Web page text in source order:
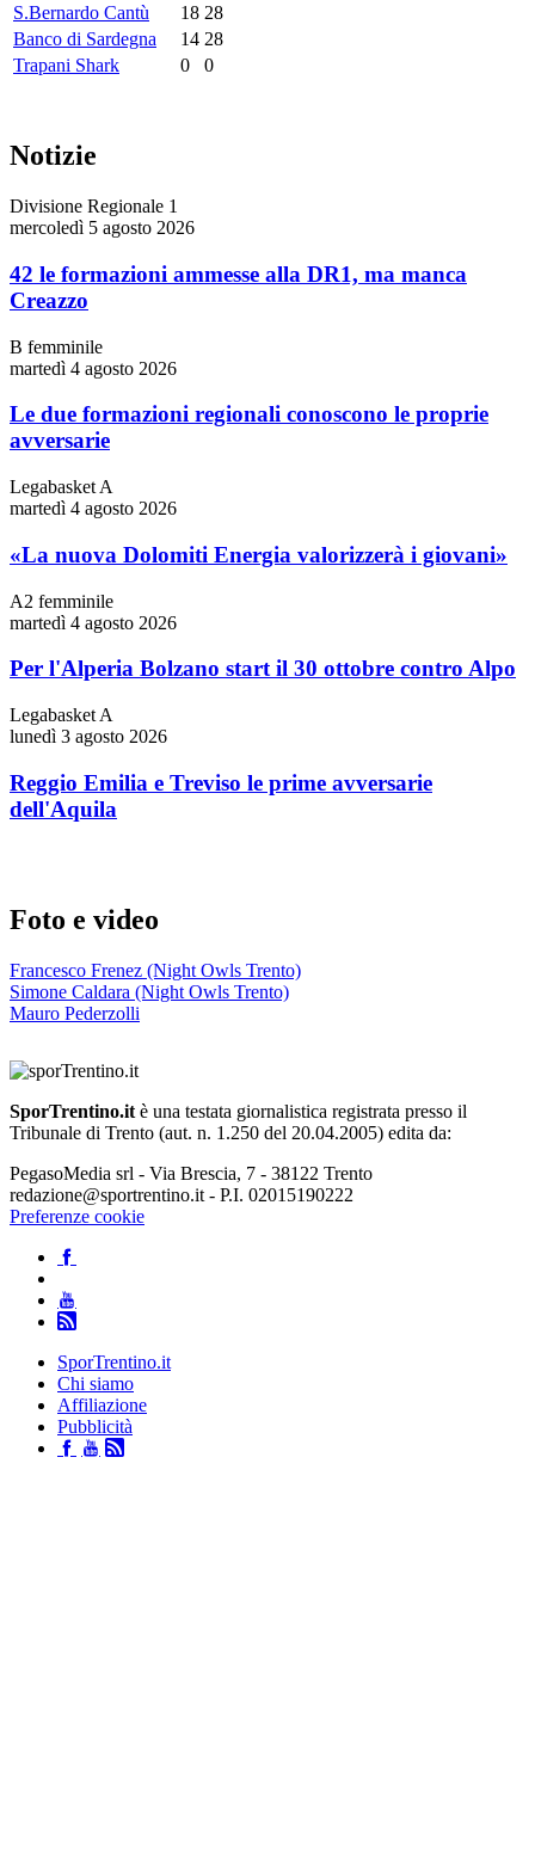
S.Bernardo Cantù 18 28
Banco di Sardegna
14 28
Trapani Shark
0 0
Notizie
Divisione Regionale 1
mercoledì 5 agosto 2026
42 le formazioni ammesse alla DR1, ma manca
Creazzo
B femminile
martedì 4 agosto 2026
Le due formazioni regionali conoscono le proprie
avversarie
Legabasket A
martedì 4 agosto 2026
«La nuova Dolomiti Energia valorizzerà i giovani»
A2 femminile
martedì 4 agosto 2026
Per l'Alperia Bolzano start il 30 ottobre contro Alpo
Legabasket A
lunedì 3 agosto 2026
Reggio Emilia e Treviso le prime avversarie
dell'Aquila
Foto e video
Francesco Frenez (Night Owls Trento)
Simone Caldara (Night Owls Trento)
Mauro Pederzolli
SporTrentino.it è una testata giornalistica registrata presso il
Tribunale di Trento (aut. n. 1.250 del 20.04.2005) edita da:
PegasoMedia srl - Via Brescia, 7 - 38122 Trento
redazione@sportrentino.it - P.I. 02015190222
Preferenze cookie
SporTrentino.it
Chi siamo
Affiliazione
Pubblicità